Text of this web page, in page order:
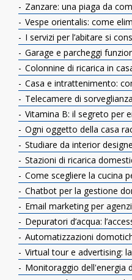
Zanzare: una piaga da
Vespe orientalis: come
I servizi per l’abitare si
Garage e parcheggi
Colonnine di ricarica in
Casa e intrattenimento:
Telecamere di
Vitamina B: il segreto per
Ogni oggetto della casa
Studiare da interior
Stazioni di ricarica
Come scegliere la cucina
Chatbot per la gestione
Email marketing per
Depuratori d’acqua:
Automatizzazioni
Virtual tour e advertising:
Monitoraggio dell'energia